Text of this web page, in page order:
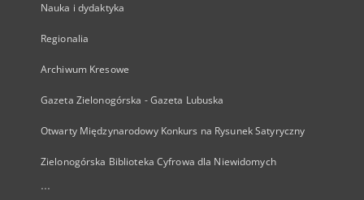
Nauka i dydaktyka
Regionalia
Archiwum Kresowe
Gazeta Zielonogórska - Gazeta Lubuska
Otwarty Międzynarodowy Konkurs na Rysunek Satyryczny
Zielonogórska Biblioteka Cyfrowa dla Niewidomych
...